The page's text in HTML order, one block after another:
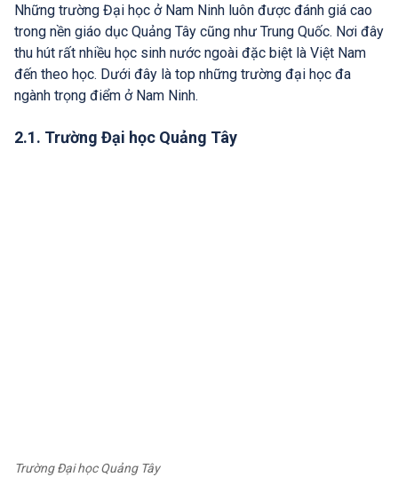
Những trường Đại học ở Nam Ninh luôn được đánh giá cao
trong nền giáo dục Quảng Tây cũng như Trung Quốc. Nơi đây
thu hút rất nhiều học sinh nước ngoài đặc biệt là Việt Nam
đến theo học. Dưới đây là top những trường đại học đa
ngành trọng điểm ở Nam Ninh.
2.1. Trường Đại học Quảng Tây
Trường Đại học Quảng Tây